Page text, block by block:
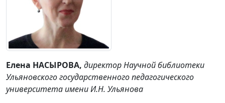
Елена НАСЫРОВА, директор Научной библиотеки
Ульяновского государственного педагогического
университета имени И.Н. Ульянова